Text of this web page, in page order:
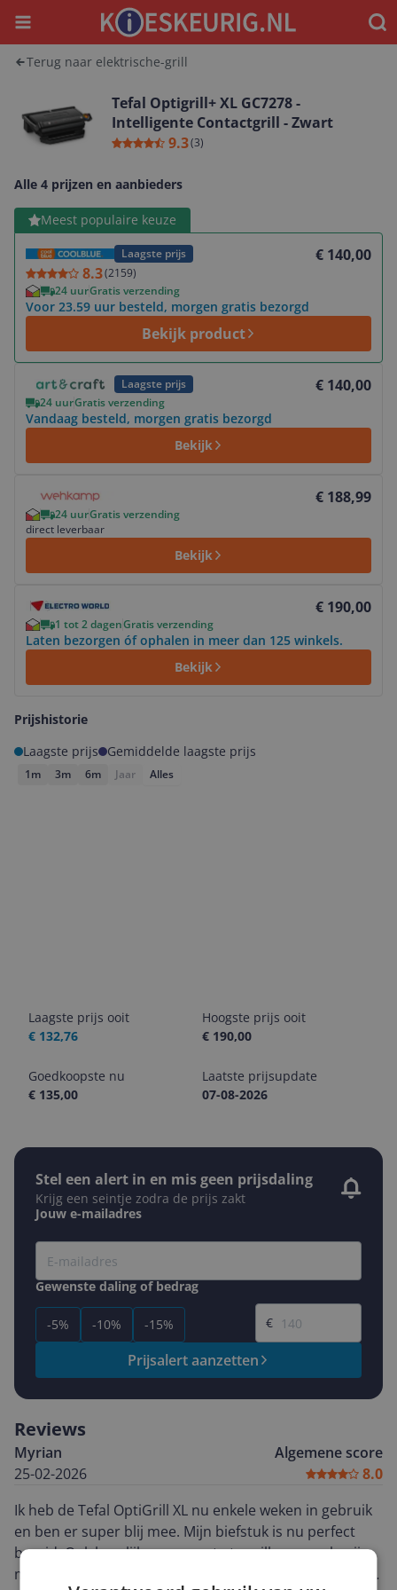
Menu
Terug naar elektrische-grill
Tefal Optigrill+ XL GC7278 -
Intelligente Contactgrill - Zwart
9.3(3)
Alle 4 prijzen en aanbieders
Meest populaire keuze
Laagste prijs
8.3(2159)
€ 140,00
24 uurGratis verzending
Voor 23.59 uur besteld, morgen gratis bezorgd
Bekijk product
Bekijk product
Laagste prijs € 140,00
24 uurGratis verzending
Vandaag besteld, morgen gratis bezorgd
Bekijk
€ 188,99
24 uurGratis verzending
direct leverbaar
Bekijk
€ 190,00
1 tot 2 dagenGratis verzending
Laten bezorgen óf ophalen in meer dan 125 winkels.
Bekijk
Prijshistorie
Laagste prijs
Gemiddelde laagste prijs
1m 3m 6m Jaar Alles
Laagste prijs ooit
€ 132,76
Hoogste prijs ooit
€ 190,00
Goedkoopste nu
€ 135,00
Laatste prijsupdate
07-08-2026
Stel een alert in en mis geen prijsdaling
Krijg een seintje zodra de prijs zakt
Jouw e-mailadres
Gewenste daling of bedrag
-5% -10% -15%
Gewenste prijs
€
Prijsalert aanzetten
Reviews
Myrian
25-02-2026
Algemene score
8.0
Ik heb de Tefal OptiGrill XL nu enkele weken in gebruik
en ben er super blij mee. Mijn biefstuk is nu perfect
bereid. Ook heerlijk om groente te grillen en ook mijn
man vindt het erg makkelijk om eten te bereiden. Zelf